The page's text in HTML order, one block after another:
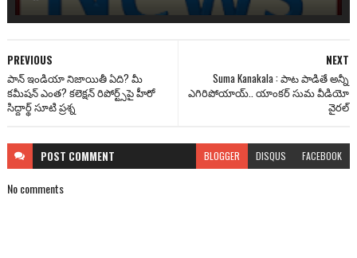
NEXT
Suma Kanakala : పాట పాడితే అన్నీ
ఎగిరిపోయాయ్.. యాంకర్ సుమ వీడియో
వైరల్
PREVIOUS
పాన్ ఇండియా నిజాయితీ ఏది? మీ
కమీషన్ ఎంత? కలెక్షన్ రిపోర్ట్స్‌పై హీరో
సిద్దార్థ్ సూటి ప్రశ్న
POST COMMENT BLOGGER DISQUS FACEBOOK
No comments